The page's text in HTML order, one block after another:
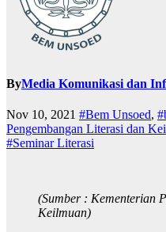
ByMedia Komunikasi dan
Nov 10, 2021 #Bem Unsoed,
Pengembangan Literasi dan
#Seminar Literasi
(Sumber : Kementerian
Keilmuan)